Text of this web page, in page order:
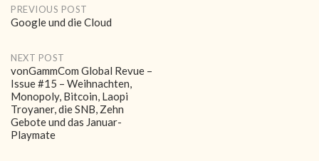
Post
PREVIOUS POST
Google und die Cloud
NEXT POST
vonGammCom Global Revue –
Issue #15 – Weihnachten,
Monopoly, Bitcoin, Laopi
Troyaner, die SNB, Zehn
Gebote und das Januar-
Playmate